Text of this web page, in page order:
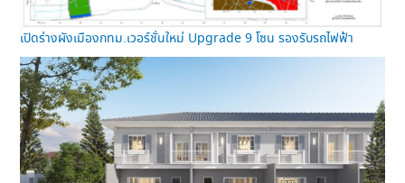
เปิดร่างผังเมืองกทม.เวอร์ชั่นใหม่ Upgrade 9 โซน รองรับรถไฟฟ้า